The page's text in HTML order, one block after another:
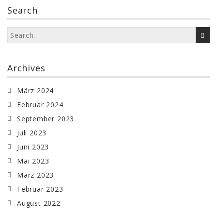
Search
Archives
März 2024
Februar 2024
September 2023
Juli 2023
Juni 2023
Mai 2023
März 2023
Februar 2023
August 2022